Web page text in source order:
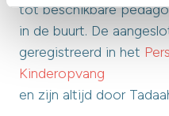
tot beschikbare
in de buurt. De
geregistreerd in het
Kinderopvang
en zijn altijd door